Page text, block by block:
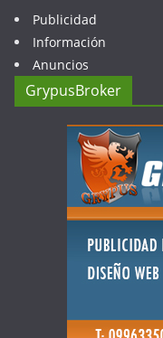
Publicidad
Información
Anuncios
GrypusBroker